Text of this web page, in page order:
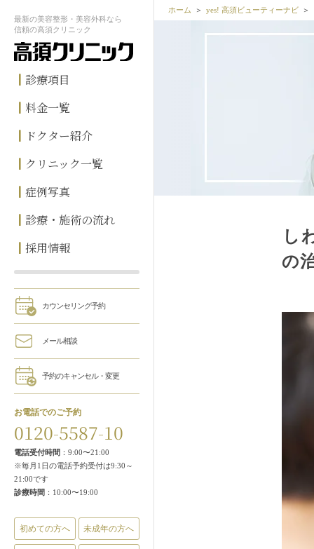
最新の美容整形・美容外科なら
信頼の高須クリニック
診療項目
料金一覧
ドクター紹介
クリニック一覧
症例写真
診療・施術の流れ
採用情報
カウンセリング予約
メール相談
予約のキャンセル・変更
お電話でのご予約
0120-5587-10
電話受付時間 ：9:00〜21:00
※毎月1日の電話予約受付は9:30～
21:00です
診療時間 ：10:00〜19:00
初めての方へ 未成年の方へ
ホーム yes! 高須ビューティーナビ
し
の